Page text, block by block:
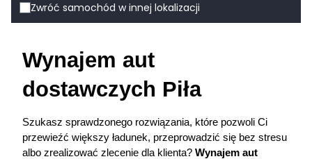
Zwróć samochód w innej lokalizacji
Wynajem aut
dostawczych Piła
Szukasz sprawdzonego rozwiązania, które pozwoli Ci
przewieźć większy ładunek, przeprowadzić się bez stresu
albo zrealizować zlecenie dla klienta?